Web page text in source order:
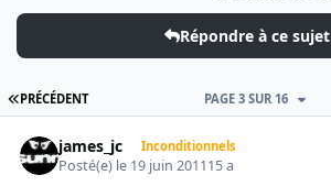
Répondre à ce sujet
PREMIÈRE PAGE
PRÉCÉDENT PAGE 3 SUR 16
james_jc Inconditionnels
Posté(e) le 19 juin 201115 a